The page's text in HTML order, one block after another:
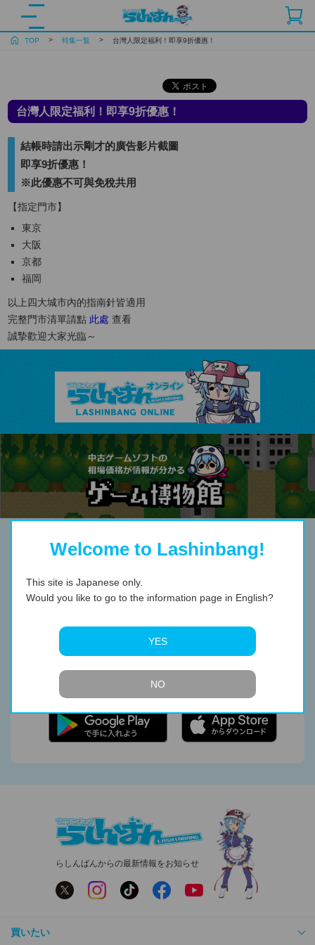
TOP 特集一覧 台灣人限定福利！即享9折優惠！
台灣人限定福利！即享9折優惠！
結帳時請出示剛才的廣告影片截圖
即享9折優惠！
※此優惠不可與免稅共用
【指定門市】
東京
大阪
京都
福岡
以上四大城市內的指南針皆適用
完整門市清單請點 此處 查看
誠摯歡迎大家光臨～
Welcome to Lashinbang!
This site is Japanese only.
Would you like to go to the information page in English?
YES
NO
Web会員証やポイント管理、お得なクーポンも使
らしんばんアプリ
らしんばんからの最新情報をお知らせ
買いたい